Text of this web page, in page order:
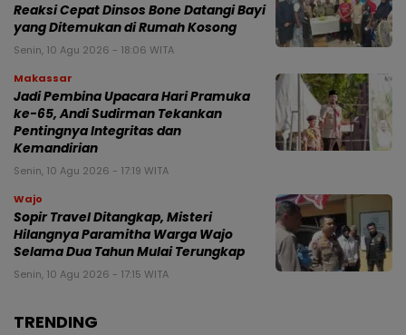
Reaksi Cepat Dinsos Bone Datangi Bayi
yang Ditemukan di Rumah Kosong
Senin, 10 Agu 2026 - 18:06 WITA
Makassar
Jadi Pembina Upacara Hari Pramuka
ke-65, Andi Sudirman Tekankan
Pentingnya Integritas dan
Kemandirian
Senin, 10 Agu 2026 - 17:19 WITA
Wajo
Sopir Travel Ditangkap, Misteri
Hilangnya Paramitha Warga Wajo
Selama Dua Tahun Mulai Terungkap
Senin, 10 Agu 2026 - 17:15 WITA
TRENDING